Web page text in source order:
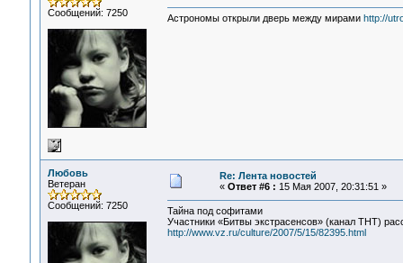
Сообщений: 7250
Астрономы открыли дверь между мирами http://
Любовь
Ветеран
Сообщений: 7250
Re: Лента новостей
« Ответ #6 : 15 Мая 2007, 20:31:51 »
Тайна под софитами
Участники «Битвы экстрасенсов» (канал ТНТ)
http://www.vz.ru/culture/2007/5/15/82395.html